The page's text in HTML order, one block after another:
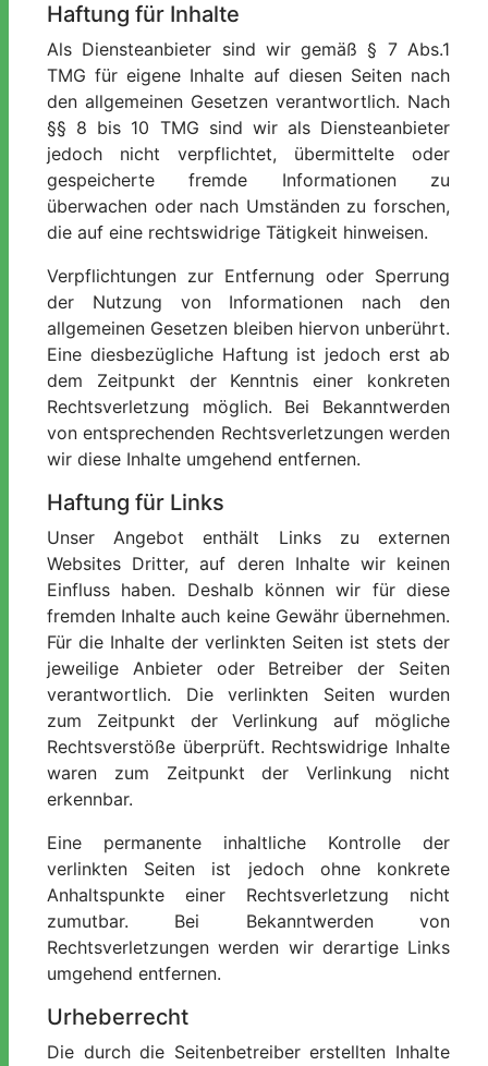
Haftung für Inhalte
Als Diensteanbieter sind wir gemäß § 7 Abs.1
TMG für eigene Inhalte auf diesen Seiten nach
den allgemeinen Gesetzen verantwortlich. Nach
§§ 8 bis 10 TMG sind wir als Diensteanbieter
jedoch nicht verpflichtet, übermittelte oder
gespeicherte fremde Informationen zu
überwachen oder nach Umständen zu forschen,
die auf eine rechtswidrige Tätigkeit hinweisen.
Verpflichtungen zur Entfernung oder Sperrung
der Nutzung von Informationen nach den
allgemeinen Gesetzen bleiben hiervon unberührt.
Eine diesbezügliche Haftung ist jedoch erst ab
dem Zeitpunkt der Kenntnis einer konkreten
Rechtsverletzung möglich. Bei Bekanntwerden
von entsprechenden Rechtsverletzungen werden
wir diese Inhalte umgehend entfernen.
Haftung für Links
Unser Angebot enthält Links zu externen
Websites Dritter, auf deren Inhalte wir keinen
Einfluss haben. Deshalb können wir für diese
fremden Inhalte auch keine Gewähr übernehmen.
Für die Inhalte der verlinkten Seiten ist stets der
jeweilige Anbieter oder Betreiber der Seiten
verantwortlich. Die verlinkten Seiten wurden
zum Zeitpunkt der Verlinkung auf mögliche
Rechtsverstöße überprüft. Rechtswidrige Inhalte
waren zum Zeitpunkt der Verlinkung nicht
erkennbar.
Eine permanente inhaltliche Kontrolle der
verlinkten Seiten ist jedoch ohne konkrete
Anhaltspunkte einer Rechtsverletzung nicht
zumutbar. Bei Bekanntwerden von
Rechtsverletzungen werden wir derartige Links
umgehend entfernen.
Urheberrecht
Die durch die Seitenbetreiber erstellten Inhalte